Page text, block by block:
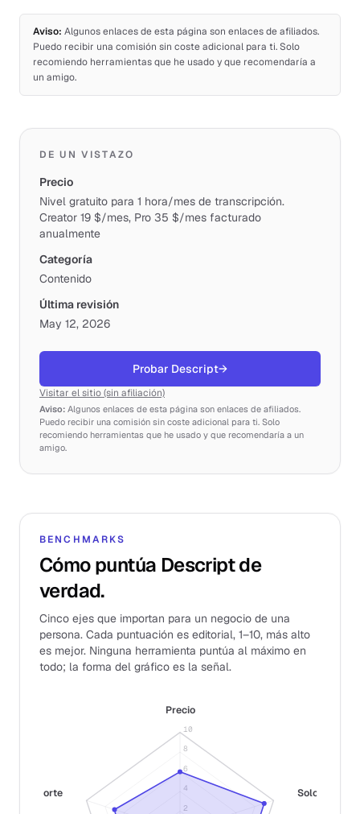
Aviso: Algunos enlaces de esta página son enlaces de afiliados.
Puedo recibir una comisión sin coste adicional para ti. Solo
recomiendo herramientas que he usado y que recomendaría a
un amigo.
DE UN VISTAZO
Precio
Nivel gratuito para 1 hora/mes de transcripción.
Creator 19 $/mes, Pro 35 $/mes facturado
anualmente
Categoría
Contenido
Última revisión
May 12, 2026
Probar Descript→
Visitar el sitio (sin afiliación)
Aviso: Algunos enlaces de esta página son enlaces de afiliados.
Puedo recibir una comisión sin coste adicional para ti. Solo
recomiendo herramientas que he usado y que recomendaría a un
amigo.
BENCHMARKS
Cómo puntúa Descript de
verdad.
Cinco ejes que importan para un negocio de una
persona. Cada puntuación es editorial, 1–10, más alto
es mejor. Ninguna herramienta puntúa al máximo en
todo; la forma del gráfico es la señal.
2
4
6
8
10
Precio
Solo-fit
Soporte